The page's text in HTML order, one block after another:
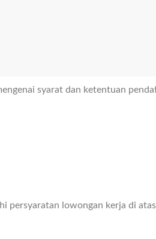
syarat dan ketentuan
persyaratan lowongan kerja di